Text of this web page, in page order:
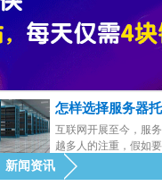
怎样选择服务器
互联网开展至今，服
越多人的注重，假如
新闻资讯